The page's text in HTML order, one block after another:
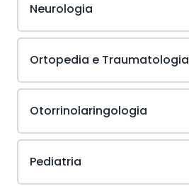
Neurologia
Ortopedia e Traumatologia
Otorrinolaringologia
Pediatria